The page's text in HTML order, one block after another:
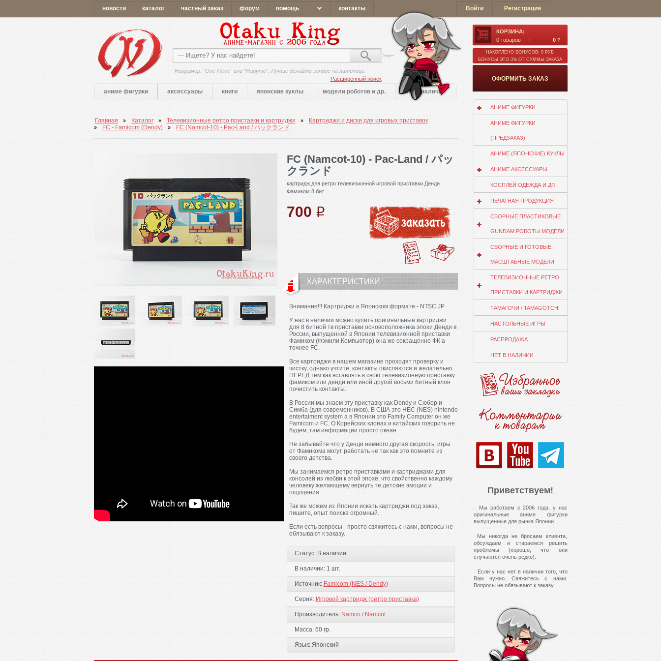
новости каталог частный заказ форум помощь контакты Войти Регистрация
Например: "One Piece" или "Наруто". Лучше делайте запрос на латинице.
Расширенный поиск
КОРЗИНА:
0товаров 0 q
НАКОПЛЕНО БОНУСОВ: 0 РУБ
БОНУСЫ ЭТО 3% ОТ СУММЫ ЗАКАЗА
ОФОРМИТЬ ЗАКАЗ
аниме фигурки
аксессуары книги японские куклы модели роботов и др. нет в наличии
Главная Каталог Телевизионные ретро приставки и картриджи
Картриджи и диски для игровых приставок
FC - Famicom (Dendy)
FC (Namcot-10) - Pac-Land / パックランド
FC (Namcot-10) - Pac-Land / パッ
クランド
картридж для ретро телевизионной игровой приставки Денди
Фамиком 8 бит
700 q
ХАРАКТЕРИСТИКИ
Внимание!!! Картриджи в Японском формате - NTSC JP
У нас в наличии можно купить оригинальные картриджи
для 8 битной тв приставки основоположника эпохи Денди в
России, выпущенной в Японии телевизионной приставки
Фамиком (Фэмили Компьютер) она же сокращенно ФК а
точнее FC.
Все картриджи в нашем магазине проходят проверку и
чистку, однако учтите, контакты окисляются и желательно
ПЕРЕД тем как вставлять в свою телевизионную приставку
фамиком или денди или иной другой восьми битный клон
почистить контакты.
В России мы знаем эту приставку как Dendy и Сюбор и
Симба (для современников). В США это НЕС (NES) nintendo
entertaiment system а в Японии это Family Computer он же
Famicom и FC. О Корейских клонах и китайских говорить не
будем, там информации просто океан.
Не забывайте что у Денди немного другая скорость, игры
от Фамикома могут работать не так как это помните из
своего детства.
Мы занимаемся ретро приставками и картриджами для
консолей из любви к этой эпохе, что свойственно каждому
человеку желающему вернуть те детские эмоции и
ощущения.
Так же можем из Японии искать картриджи под заказ,
пишите, опыт поиска огромный.
Если есть вопросы - просто свяжитесь с нами, вопросы не
обязывают к заказу.
Статус: В наличии
В наличии: 1 шт.
Источник: Famicom (NES / Dendy)
Серия: Игровой картридж (ретро приставка)
Производитель: Namco / Namcot
Масса: 60 гр.
Язык: Японский
АНИМЕ ФИГУРКИ
АНИМЕ ФИГУРКИ
(ПРЕДЗАКАЗ)
АНИМЕ (ЯПОНСКИЕ) КУКЛЫ
АНИМЕ АКСЕССУАРЫ
КОСПЛЕЙ ОДЕЖДА И ДР.
ПЕЧАТНАЯ ПРОДУКЦИЯ
СБОРНЫЕ ПЛАСТИКОВЫЕ
GUNDAM РОБОТЫ МОДЕЛИ
СБОРНЫЕ И ГОТОВЫЕ
МАСШТАБНЫЕ МОДЕЛИ
ТЕЛЕВИЗИОННЫЕ РЕТРО
ПРИСТАВКИ И КАРТРИДЖИ
ТАМАГОЧИ / TAMAGOTCHI
НАСТОЛЬНЫЕ ИГРЫ
РАСПРОДАЖА
НЕТ В НАЛИЧИИ
Приветствуем!
Мы работаем с 2006 года, у нас
оригинальные аниме фигурки
выпущенные для рынка Японии.
Мы никогда не бросаем клиента,
обсуждаем и стараемся решить
проблемы (хорошо, что они
случаются очень редко).
Если у нас нет в наличии того, что
Вам нужно. Свяжитесь с нами.
Вопросы не обязывают к заказу.